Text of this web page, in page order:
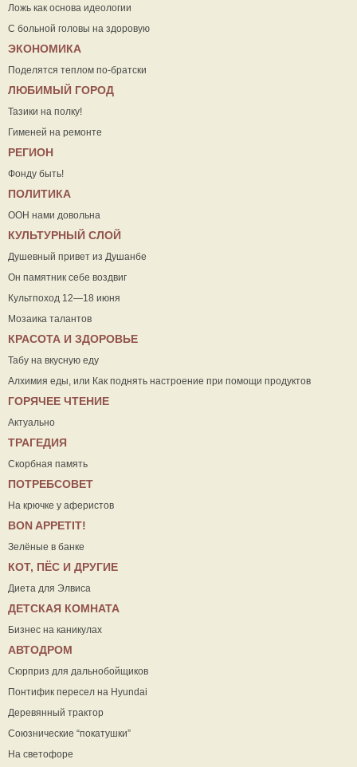
Ложь как основа идеологии
С больной головы на здоровую
ЭКОНОМИКА
Поделятся теплом по-братски
ЛЮБИМЫЙ ГОРОД
Тазики на полку!
Гименей на ремонте
РЕГИОН
Фонду быть!
ПОЛИТИКА
ООН нами довольна
КУЛЬТУРНЫЙ СЛОЙ
Душевный привет из Душанбе
Он памятник себе воздвиг
Культпоход 12—18 июня
Мозаика талантов
КРАСОТА И ЗДОРОВЬЕ
Табу на вкусную еду
Алхимия еды, или Как поднять настроение при помощи продуктов
ГОРЯЧЕЕ ЧТЕНИЕ
Актуально
ТРАГЕДИЯ
Скорбная память
ПОТРЕБСОВЕТ
На крючке у аферистов
ВON APPETIT!
Зелёные в банке
КОТ, ПЁС И ДРУГИЕ
Диета для Элвиса
ДЕТСКАЯ КОМНАТА
Бизнес на каникулах
АВТОДРОМ
Сюрприз для дальнобойщиков
Понтифик пересел на Hyundai
Деревянный трактор
Союзнические “покатушки”
На светофоре